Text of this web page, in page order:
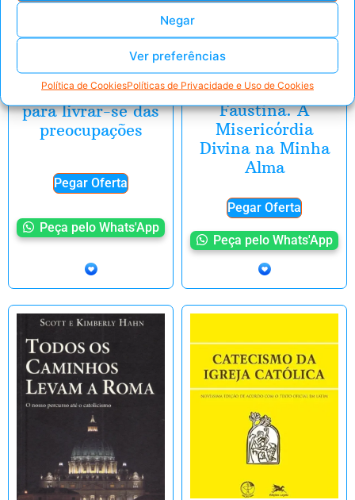
Negar
Ver preferências
Política de CookiesPolíticas de Privacidade e Uso de Cookies
ansiedade: O
segredo bíblico
para livrar-se das
preocupações
Pegar Oferta
Peça pelo Whats'App
Diário de Santa
Faustina. A
Misericórdia
Divina na Minha
Alma
Pegar Oferta
Peça pelo Whats'App